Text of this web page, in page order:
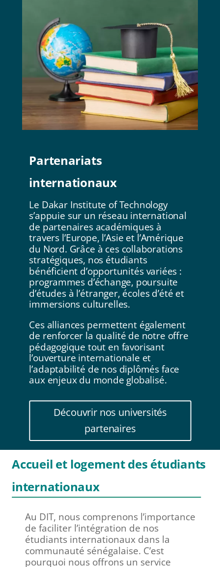
Partenariats
internationaux
Le Dakar Institute of Technology
s’appuie sur un réseau international
de partenaires académiques à
travers l’Europe, l’Asie et l’Amérique
du Nord. Grâce à ces collaborations
stratégiques, nos étudiants
bénéficient d’opportunités variées :
programmes d’échange, poursuite
d’études à l’étranger, écoles d’été et
immersions culturelles.
Ces alliances permettent également
de renforcer la qualité de notre offre
pédagogique tout en favorisant
l’ouverture internationale et
l’adaptabilité de nos diplômés face
aux enjeux du monde globalisé.
Découvrir nos universités
partenaires
Accueil et logement des étudiants
internationaux
Au DIT, nous comprenons l’importance
de faciliter l’intégration de nos
étudiants internationaux dans la
communauté sénégalaise. C’est
pourquoi nous offrons un service